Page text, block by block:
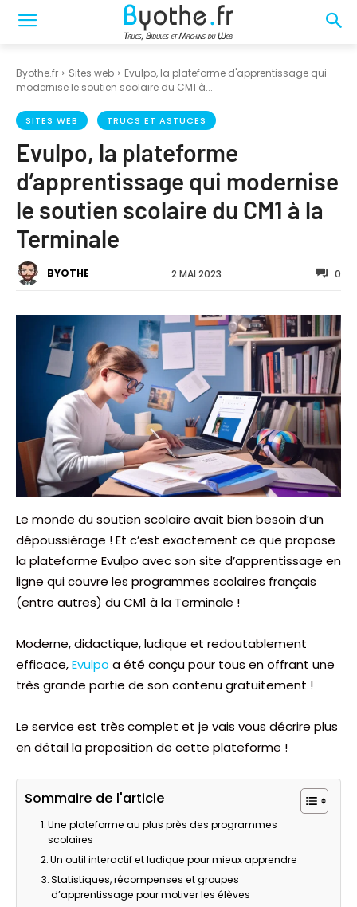
Byothe.fr Sites web
Evulpo, la plateforme d'apprentissage qui
modernise le soutien scolaire du CM1 à...
SITES WEB TRUCS ET ASTUCES
Evulpo, la plateforme
d’apprentissage qui modernise
le soutien scolaire du CM1 à la
Terminale
BYOTHE 2 MAI 2023 0
Le monde du soutien scolaire avait bien besoin d’un
dépoussiérage ! Et c’est exactement ce que propose
la plateforme Evulpo avec son site d’apprentissage en
ligne qui couvre les programmes scolaires français
(entre autres) du CM1 à la Terminale !
Moderne, didactique, ludique et redoutablement
efficace,Evulpo a été conçu pour tous en offrant une
très grande partie de son contenu gratuitement !
Le service est très complet et je vais vous décrire plus
en détail la proposition de cette plateforme !
Sommaire de l'article
Une plateforme au plus près des programmes
scolaires
Un outil interactif et ludique pour mieux apprendre
Statistiques, récompenses et groupes
d’apprentissage pour motiver les élèves